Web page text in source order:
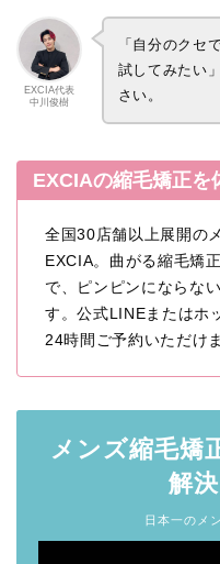
EXCIA代表
中川俊樹
「自分のクセ
試してみたい
さい。
EXCIAの縮毛矯正を
全国30店舗以上展開の
EXCIA。曲がる縮毛矯
で、ピンピンにならな
す。公式LINEまたはホ
24時間ご予約いただけ
メンズ縮毛矯
解
日本一のメ